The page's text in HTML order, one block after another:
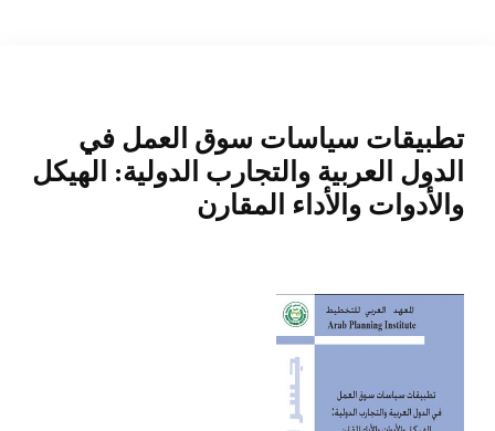
تطبيقات سياسات سوق العمل في
الدول العربية والتجارب الدولية: الهيكل
والأدوات والأداء المقارن